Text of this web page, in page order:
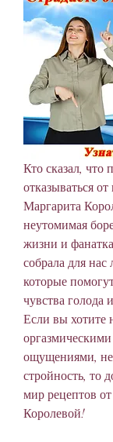
Кто сказал, что
отказываться
Маргарита
неутомимая
жизни и
собрала для
которые
чувства голода
Если вы хотите
ощущениями, не
стройность, то
мир рецептов
Королевой!